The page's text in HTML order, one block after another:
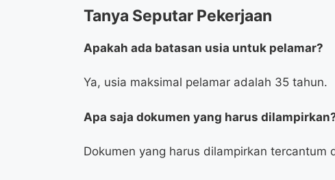
Tanya Seputar Pekerjaan
Apakah ada batasan usia untuk pelamar?
Ya, usia maksimal pelamar adalah 35 tahun.
Apa saja dokumen yang harus
Dokumen yang harus dilampirkan tercantum